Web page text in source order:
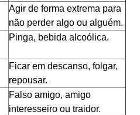
Agir de forma extrema para
não perder algo ou alguém.
Pinga, bebida alcoólica.
Ficar em descanso, folgar,
repousar.
Falso amigo, amigo
interesseiro ou traidor.